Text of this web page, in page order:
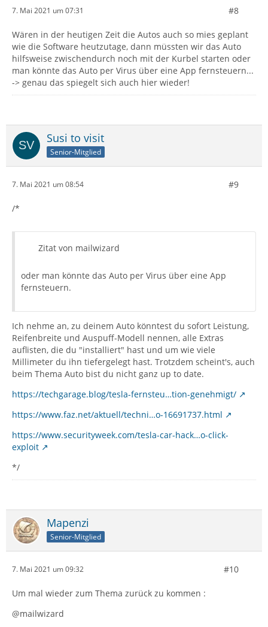
7. Mai 2021 um 07:31 #8
Wären in der heutigen Zeit die Autos auch so mies geplant
wie die Software heutzutage, dann müssten wir das Auto
hilfsweise zwischendurch noch mit der Kurbel starten oder
man könnte das Auto per Virus über eine App fernsteuern...
-> genau das spiegelt sich auch hier wieder!
Susi to visit
Senior-Mitglied
7. Mai 2021 um 08:54 #9
/*
Zitat von mailwizard
oder man könnte das Auto per Virus über eine App
fernsteuern.
Ich nehme an, zu deinem Auto könntest du sofort Leistung,
Reifenbreite und Auspuff-Modell nennen, alle Extras
auflisten, die du "installiert" hast und um wie viele
Millimeter du ihn tiefergelegt hast. Trotzdem scheint's, auch
beim Thema Auto bist du nicht ganz up to date.
https://techgarage.blog/tesla-fernsteu…tion-genehmigt/
https://www.faz.net/aktuell/techni…o-16691737.html
https://www.securityweek.com/tesla-car-hack…o-click-
exploit
*/
Mapenzi
Senior-Mitglied
7. Mai 2021 um 09:32 #10
Um mal wieder zum Thema zurück zu kommen :
@mailwizard